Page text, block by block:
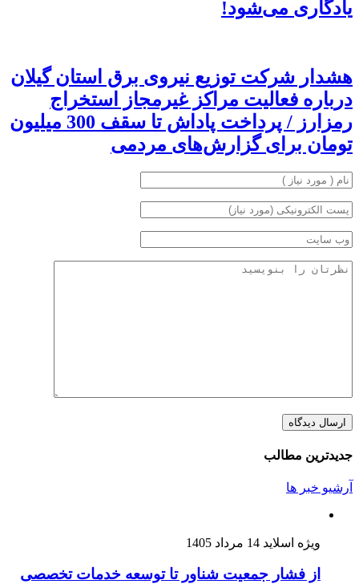
یادگاری می‌شود!
هشدار شرکت توزیع نیروی برق استان گیلان
درباره فعالیت مراکز غیرمجاز استخراج
رمزارز / پرداخت پاداش تا سقف 300 میلیون
تومان برای گزارش‌های مردمی
جدیدترین مطالب
آرشیو خبر ها
ویژه اسلاید 14 مرداد 1405
از فشار جمعیت شناور تا توسعه خدمات تخصصی